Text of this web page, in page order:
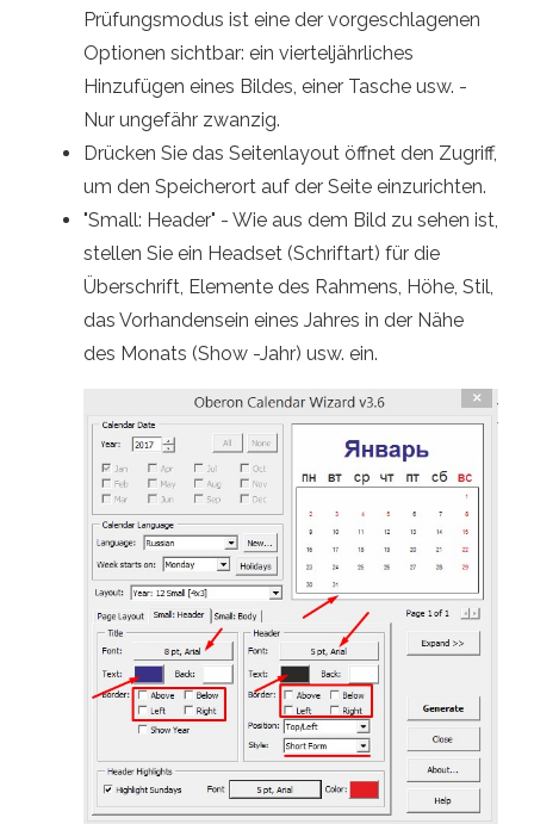
Prüfungsmodus ist eine der vorgeschlagenen
Optionen sichtbar: ein vierteljährliches
Hinzufügen eines Bildes, einer Tasche usw. -
Nur ungefähr zwanzig.
Drücken Sie das Seitenlayout öffnet den Zugriff,
um den Speicherort auf der Seite einzurichten.
"Small: Header" - Wie aus dem Bild zu sehen ist,
stellen Sie ein Headset (Schriftart) für die
Überschrift, Elemente des Rahmens, Höhe, Stil,
das Vorhandensein eines Jahres in der Nähe
des Monats (Show -Jahr) usw. ein.